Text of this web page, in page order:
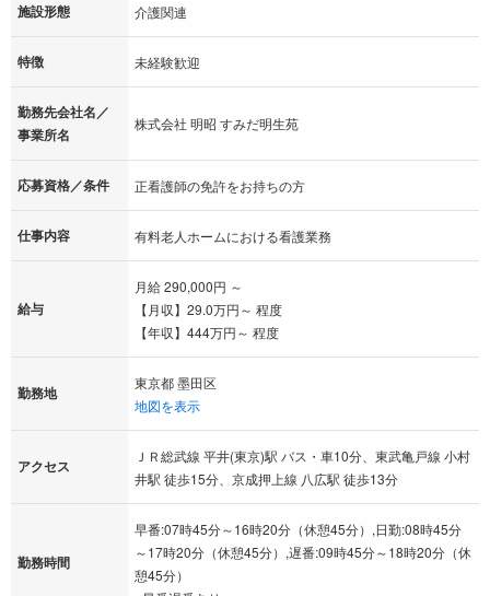
施設形態 介護関連
特徴 未経験歓迎
勤務先会社名／
事業所名
株式会社 明昭 すみだ明生苑
応募資格／条件 正看護師の免許をお持ちの方
仕事内容 有料老人ホームにおける看護業務
給与
月給 290,000円 ～
【月収】29.0万円～ 程度
【年収】444万円～ 程度
勤務地
東京都 墨田区
地図を表示
アクセス
ＪＲ総武線 平井(東京)駅 バス・車10分、東武亀戸線 小村
井駅 徒歩15分、京成押上線 八広駅 徒歩13分
勤務時間
早番:07時45分～16時20分（休憩45分）,日勤:08時45分
～17時20分（休憩45分）,遅番:09時45分～18時20分（休
憩45分）